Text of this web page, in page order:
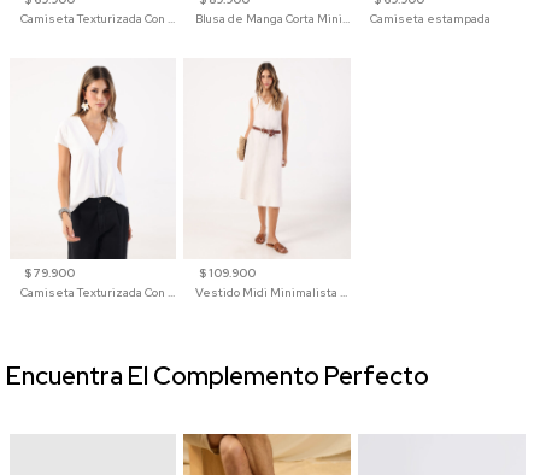
Camiseta Texturizada Con Hombro Caído Para Mujer
Blusa de Manga Corta Minimalista para Mujer
Camiseta estampada
$ 79.900
$ 109.900
Encuentra El Complemento Perfecto